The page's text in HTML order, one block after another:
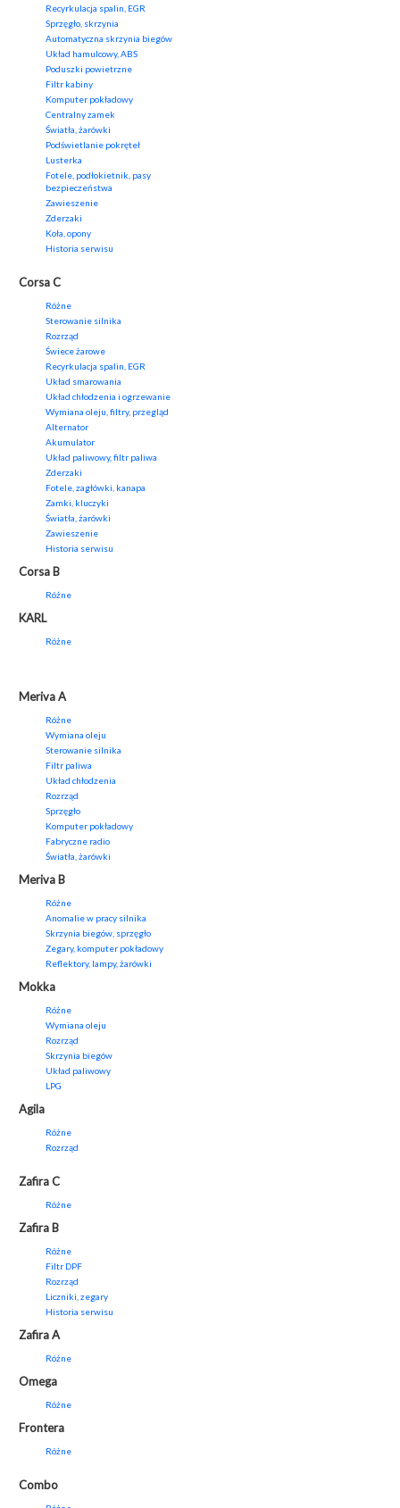
Recyrkulacja spalin, EGR
Sprzęgło, skrzynia
Automatyczna skrzynia biegów
Układ hamulcowy, ABS
Poduszki powietrzne
Filtr kabiny
Komputer pokładowy
Centralny zamek
Światła, żarówki
Podświetlanie pokręteł
Lusterka
Fotele, podłokietnik, pasy
bezpieczeństwa
Zawieszenie
Zderzaki
Koła, opony
Historia serwisu
Corsa C
Różne
Sterowanie silnika
Rozrząd
Świece żarowe
Recyrkulacja spalin, EGR
Układ smarowania
Układ chłodzenia i ogrzewanie
Wymiana oleju, filtry, przegląd
Alternator
Akumulator
Układ paliwowy, filtr paliwa
Zderzaki
Fotele, zagłówki, kanapa
Zamki, kluczyki
Światła, żarówki
Zawieszenie
Historia serwisu
Corsa B
Różne
KARL
Różne
Meriva A
Różne
Wymiana oleju
Sterowanie silnika
Filtr paliwa
Układ chłodzenia
Rozrząd
Sprzęgło
Komputer pokładowy
Fabryczne radio
Światła, żarówki
Meriva B
Różne
Anomalie w pracy silnika
Skrzynia biegów, sprzęgło
Zegary, komputer pokładowy
Reflektory, lampy, żarówki
Mokka
Różne
Wymiana oleju
Rozrząd
Skrzynia biegów
Układ paliwowy
LPG
Agila
Różne
Rozrząd
Zafira C
Różne
Zafira B
Różne
Filtr DPF
Rozrząd
Liczniki, zegary
Historia serwisu
Zafira A
Różne
Omega
Różne
Frontera
Różne
Combo